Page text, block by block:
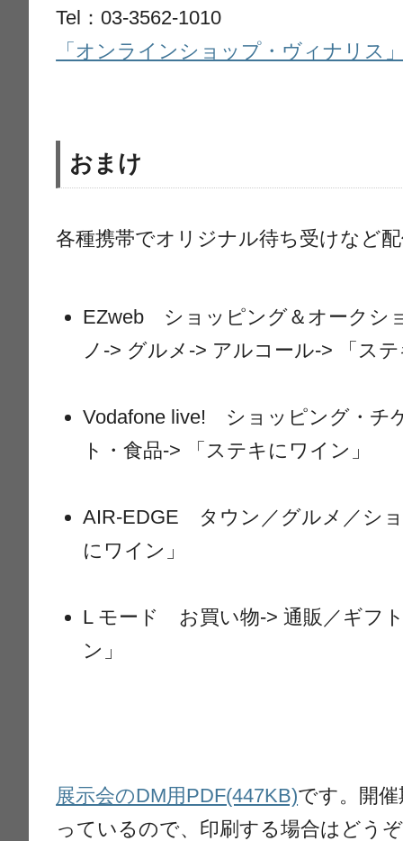
Tel：03-3562-1010
「オンラインショップ・ヴィナリス
おまけ
各種携帯でオリジナル待ち受けなど
EZweb ショッピング＆オークシ
ノ-> グルメ-> アルコール-> 「ス
Vodafone live! ショッピング・チ
ト・食品-> 「ステキにワイン」
AIR-EDGE タウン／グルメ／シ
にワイン」
L モード お買い物-> 通販／ギフ
ン」
展示会のDM用PDF(447KB)です。開
っているので、印刷する場合はどう